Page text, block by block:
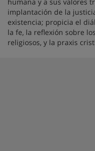
implantación de la
existencia; propicia el
la fe, la reflexión sobre
religiosos, y la praxis